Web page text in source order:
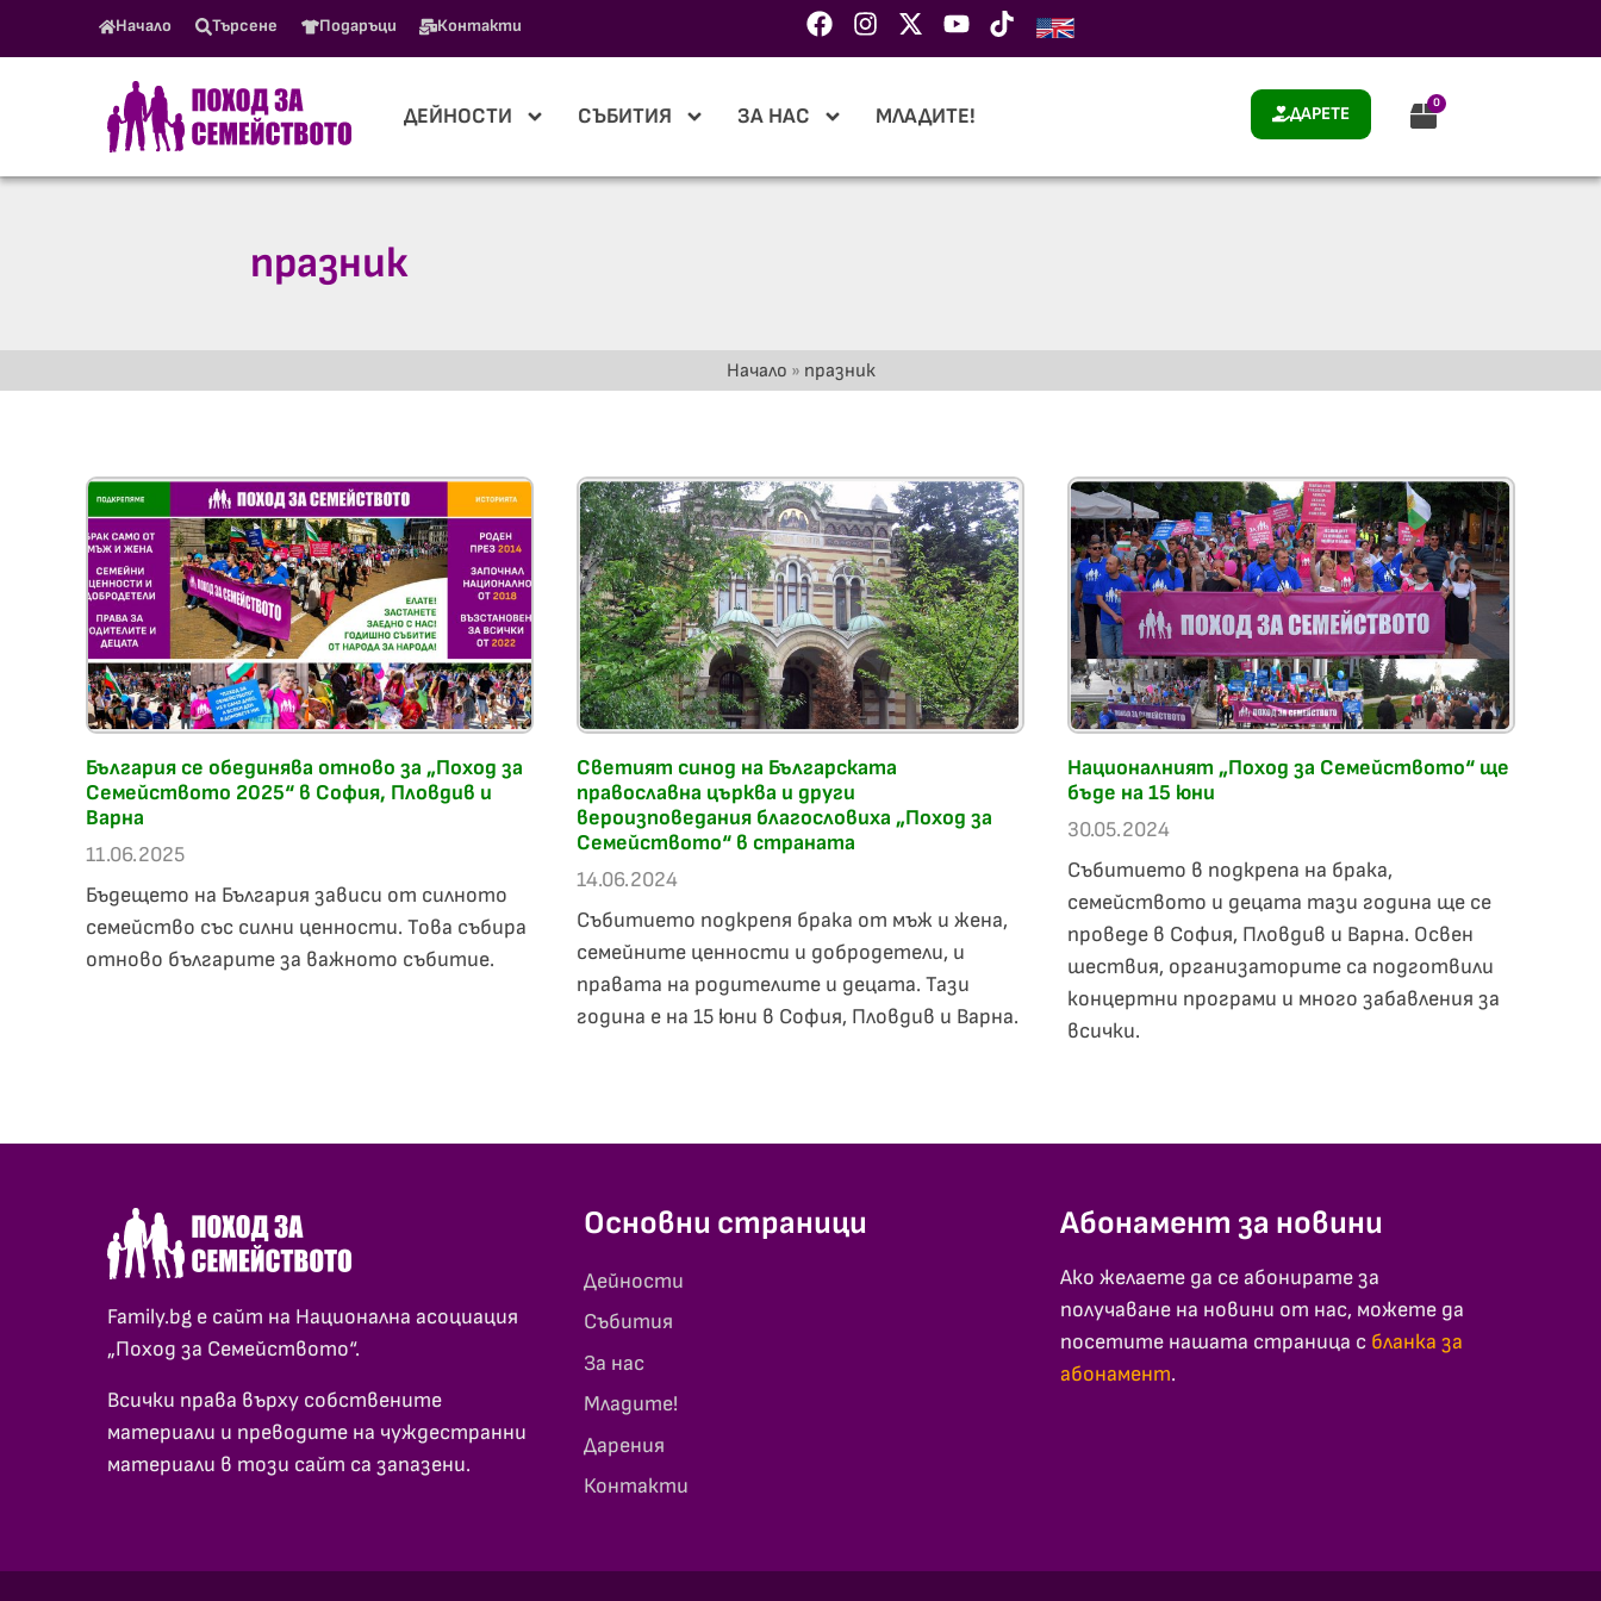
Начало Търсене Подаръци Контакти
ДЕЙНОСТИ СЪБИТИЯ ЗА НАС МЛАДИТЕ! ДАРЕТЕ
0
празник
Начало » празник
България се обединява отново за „Поход за
Семейството 2025“ в София, Пловдив и
Варна
11.06.2025
Бъдещето на България зависи от силното
семейство със силни ценности. Това събира
отново българите за важното събитие.
Светият синод на Българската
православна църква и други
вероизповедания благословиха „Поход за
Семейството“ в страната
14.06.2024
Събитието подкрепя брака от мъж и жена,
семейните ценности и добродетели, и
правата на родителите и децата. Тази
година е на 15 юни в София, Пловдив и Варна.
Националният „Поход за Семейството“ ще
бъде на 15 юни
30.05.2024
Събитието в подкрепа на брака,
семейството и децата тази година ще се
проведе в София, Пловдив и Варна. Освен
шествия, организаторите са подготвили
концертни програми и много забавления за
всички.
Family.bg е сайт на Национална асоциация
„Поход за Семейството“.
Всички права върху собствените
материали и преводите на чуждестранни
материали в този сайт са запазени.
Основни страници
Дейности
Събития
За нас
Младите!
Дарения
Контакти
Абонамент за новини
Ако желаете да се абонирате за
получаване на новини от нас, можете да
посетите нашата страница с бланка за
абонамент.